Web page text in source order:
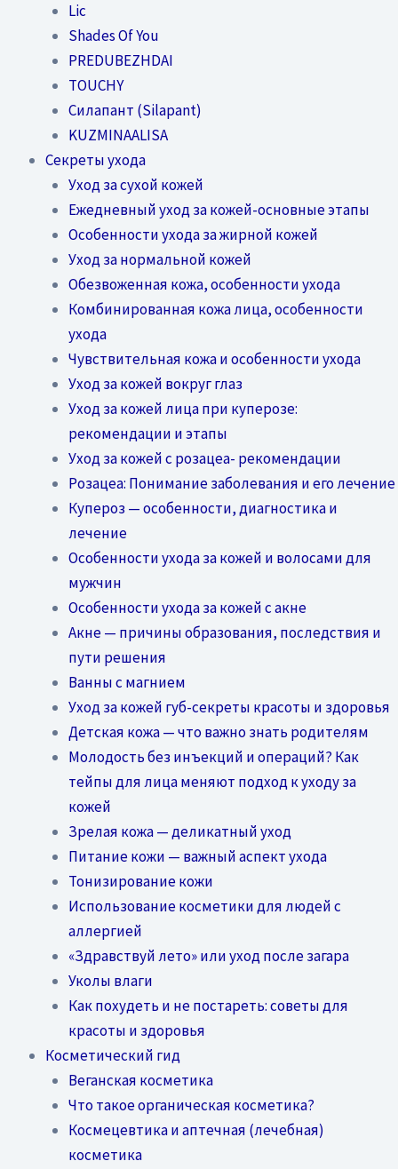
Lic
Shades Of You
PREDUBEZHDAI
TOUCHY
Силапант (Silapant)
KUZMINAALISA
Секреты ухода
Уход за сухой кожей
Ежедневный уход за кожей-основные этапы
Особенности ухода за жирной кожей
Уход за нормальной кожей
Обезвоженная кожа, особенности ухода
Комбинированная кожа лица, особенности
ухода
Чувствительная кожа и особенности ухода
Уход за кожей вокруг глаз
Уход за кожей лица при куперозе:
рекомендации и этапы
Уход за кожей с розацеа- рекомендации
Розацеа: Понимание заболевания и его лечение
Купероз — особенности, диагностика и
лечение
Особенности ухода за кожей и волосами для
мужчин
Особенности ухода за кожей с акне
Акне — причины образования, последствия и
пути решения
Ванны с магнием
Уход за кожей губ-секреты красоты и здоровья
Детская кожа — что важно знать родителям
Молодость без инъекций и операций? Как
тейпы для лица меняют подход к уходу за
кожей
Зрелая кожа — деликатный уход
Питание кожи — важный аспект ухода
Тонизирование кожи
Использование косметики для людей с
аллергией
«Здравствуй лето» или уход после загара
Уколы влаги
Как похудеть и не постареть: советы для
красоты и здоровья
Косметический гид
Веганская косметика
Что такое органическая косметика?
Космецевтика и аптечная (лечебная)
косметика